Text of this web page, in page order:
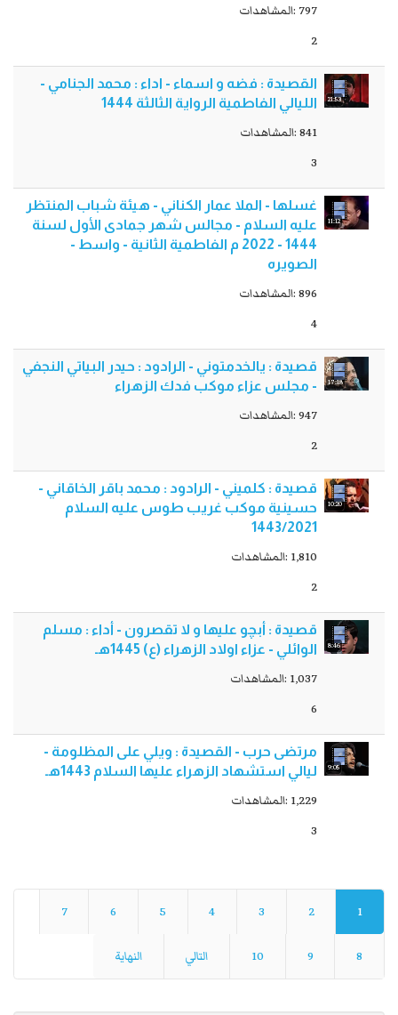
797 :المشاهدات
2
21:53
القصيدة : فضه و اسماء - اداء : محمد الجنامي -
الليالي الفاطمية الرواية الثالثة 1444
841 :المشاهدات
3
11:12
غسلها - الملا عمار الكناني - هيئة شباب المنتظر
عليه السلام - مجالس شهر جمادى اﻷول لسنة
1444 - 2022 م الفاطمية الثانية - واسط -
الصويره
896 :المشاهدات
4
17:18
قصيدة : يالخدمتوني - الرادود : حيدر البياتي النجفي
- مجلس عزاء موكب فدك الزهراء
947 :المشاهدات
2
10:20
قصيدة : كلميني - الرادود : محمد باقر الخاقاني -
حسينية موكب غريب طوس عليه السلام
1443/2021
1,810 :المشاهدات
2
8:46
قصيدة : أبچو عليها و لا تقصرون - أداء : مسلم
الوائلي - عزاء اولاد الزهراء (ع) 1445هـ
1,037 :المشاهدات
6
9:05
مرتضى حرب - القصيدة : ويلي على المظلومة -
ليالي استشهاد الزهراء عليها السلام 1443هـ
1,229 :المشاهدات
3
1
2
3
4
5
6
7
8
9
10 التالي النهاية